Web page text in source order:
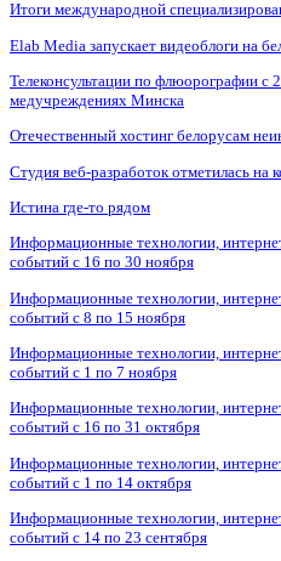
Итоги международной
Elab Media запускает видеоблоги на
Телеконсультации по флюорографии с
медучреждениях Минска
Отечественный хостинг белорусам
Студия веб-разработок отметилась на
Истина где-то рядом
Информационные технологии,
событий с 16 по 30 ноября
Информационные технологии,
событий с 8 по 15 ноября
Информационные технологии,
событий с 1 по 7 ноября
Информационные технологии,
событий с 16 по 31 октября
Информационные технологии,
событий с 1 по 14 октября
Информационные технологии,
событий с 14 по 23 сентября